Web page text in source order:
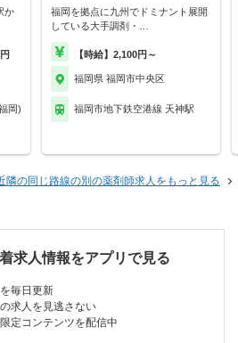
か
岡)
福岡を拠点に九州でドミナント展開
している大手調剤・…
【時給】2,100円～
福岡県 福岡市中央区
福岡市地下鉄空港線 天神駅
隣の同じ路線の別の薬剤師求人をもっと見る
求人情報をアプリで見る
毎日更新
求人を見逃さない
定コンテンツを配信中